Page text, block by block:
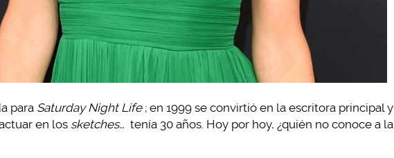
para Saturday Night Life ; en 1999 se convirtió en la escritora principal y
en los sketches… tenía 30 años. Hoy por hoy, ¿quién no conoce a la